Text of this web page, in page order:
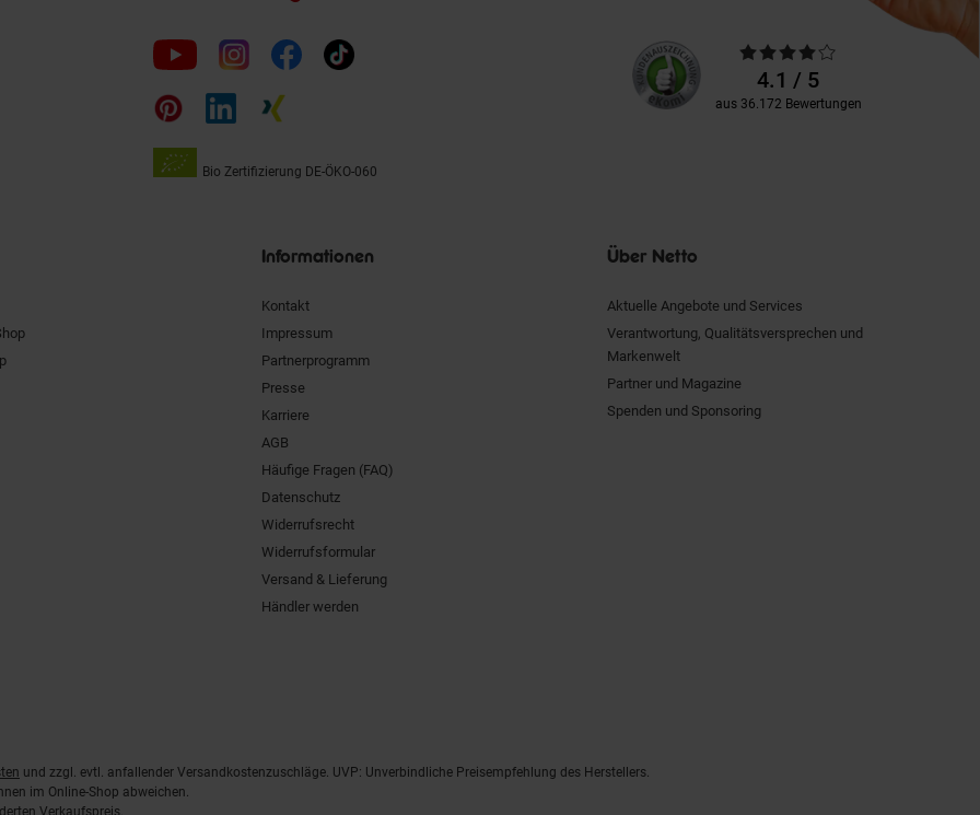
Folge
uns
auf
Bio Zertifizierung DE-ÖKO-060
Unsere
Kundenbewertungen
Durchschnittliche
Bewertungen4.1 / 5
aus 36.172 Bewertungen
Informationen
Kontakt
Impressum
Partnerprogramm
Presse
Karriere
AGB
Häufige Fragen (FAQ)
Datenschutz
Widerrufsrecht
Widerrufsformular
Versand & Lieferung
Händler werden
Über Netto
Aktuelle Angebote und Services
Verantwortung, Qualitätsversprechen und
Markenwelt
Partner und Magazine
Spenden und Sponsoring
und zzgl. evtl. anfallender Versandkostenzuschläge. UVP: Unverbindliche Preisempfehlung des Herstellers.
im Online-Shop abweichen.
Verkaufspreis.